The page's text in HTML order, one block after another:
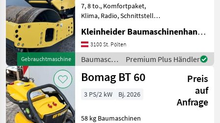
Gebrauchtmaschine
7, 8 to., Komfortpaket,
Klima, Radio, Schnittstelle
Baumaschinen Walzen
Kleinheider Baumaschinenhandel GmbH.
3100 St. Pölten
Baumaschinen
/ Bomag
Premium Plus Händler
Bomag BT 60
Preis
auf
Anfrage
3 PS/2 kW Bj. 2026
58 kg Baumaschinen